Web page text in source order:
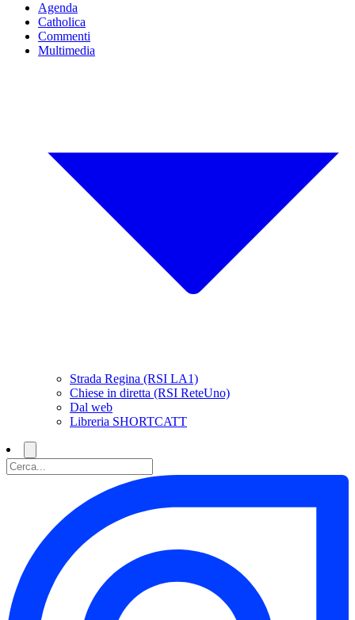
Agenda
Catholica
Commenti
Multimedia
Strada Regina (RSI LA1)
Chiese in diretta (RSI ReteUno)
Dal web
Libreria SHORTCATT